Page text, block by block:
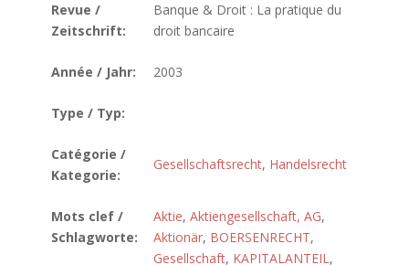
Revue /
Zeitschrift:
Banque & Droit : La pratique du
droit bancaire
Année / Jahr: 2003
Type / Typ:
Catégorie /
Kategorie:
Gesellschaftsrecht, Handelsrecht
Mots clef /
Schlagworte:
Aktie, Aktiengesellschaft, AG,
Aktionär, BOERSENRECHT,
Gesellschaft, KAPITALANTEIL,